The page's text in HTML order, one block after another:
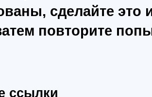
сделайте это
повторите
ссылки